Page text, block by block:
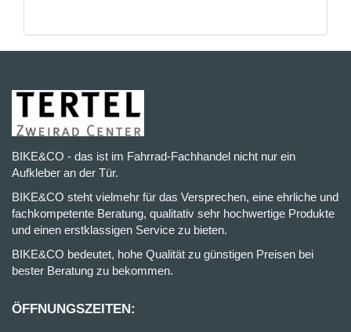
BIKE&CO - das ist im Fahrrad-Fachhandel nicht nur ein
Aufkleber an der Tür.
BIKE&CO steht vielmehr für das Versprechen, eine ehrliche und
fachkompetente Beratung, qualitativ sehr hochwertige Produkte
und einen erstklassigen Service zu bieten.
BIKE&CO bedeutet, hohe Qualität zu günstigen Preisen bei
bester Beratung zu bekommen.
ÖFFNUNGSZEITEN: